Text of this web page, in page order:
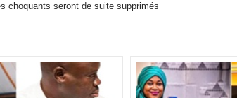
choquants seront de suite supprimés